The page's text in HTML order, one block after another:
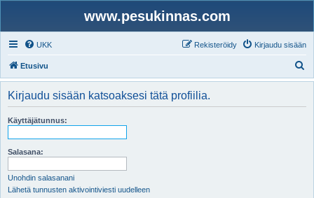
www.pesukinnas.com
UKK Kirjaudu sisään
Rekisteröidy
Etusivu
t
Kirjaudu sisään katsoaksesi tätä profiilia.
Käyttäjätunnus:
Salasana:
Unohdin salasanani
Lähetä tunnusten aktivointiviesti uudelleen